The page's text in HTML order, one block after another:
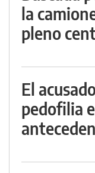
la
pleno
El
pedofilia